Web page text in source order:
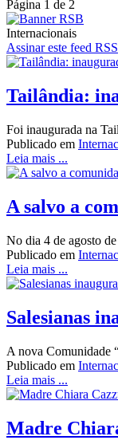
Página 1 de 2
Internacionais
Assinar este feed RSS
Tailândia:
Foi inaugurada na
Publicado em
Leia mais ...
A salvo a
No dia 4 de agosto
Publicado em
Leia mais ...
Salesianas
A nova Comunidade
Publicado em
Leia mais ...
Madre